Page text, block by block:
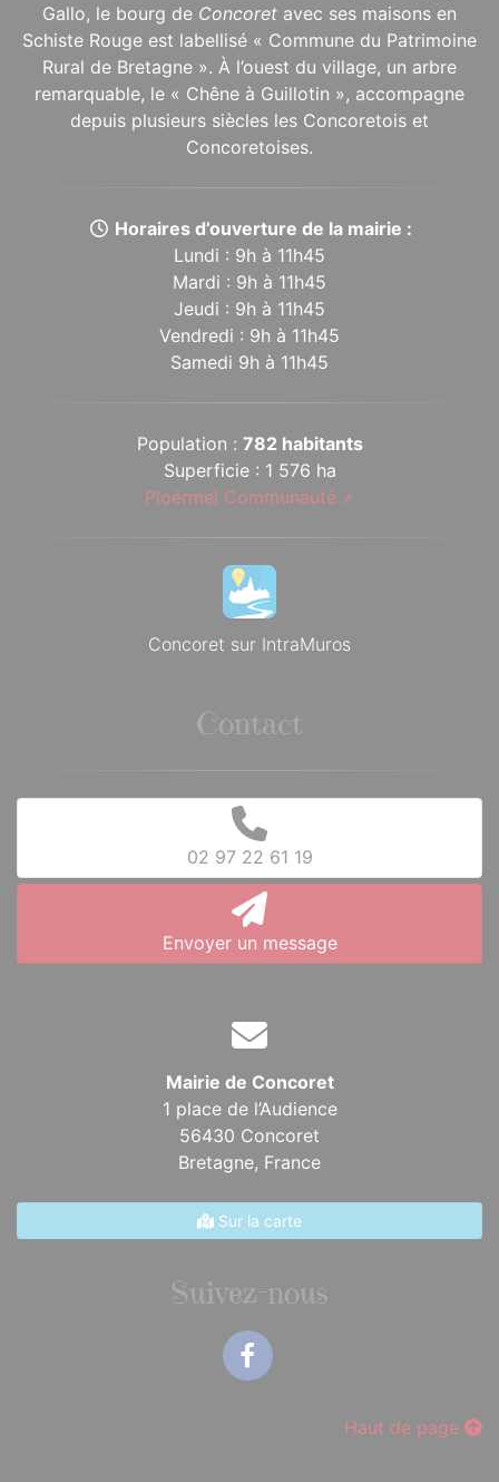
Gallo, le bourg de Concoret avec ses maisons en
Schiste Rouge est labellisé « Commune du Patrimoine
Rural de Bretagne ». À l’ouest du village, un arbre
remarquable, le « Chêne à Guillotin », accompagne
depuis plusieurs siècles les Concoretois et
Concoretoises.
Horaires d’ouverture de la mairie :
Lundi : 9h à 11h45
Mardi : 9h à 11h45
Jeudi : 9h à 11h45
Vendredi : 9h à 11h45
Samedi 9h à 11h45
Population : 782 habitants
Superficie : 1 576 ha
Ploërmel Communauté
Concoret sur IntraMuros
Contact
02 97 22 61 19
Envoyer un message
Mairie de Concoret
1 place de l’Audience
56430 Concoret
Bretagne, France
Sur la carte
Suivez-nous
Haut de page